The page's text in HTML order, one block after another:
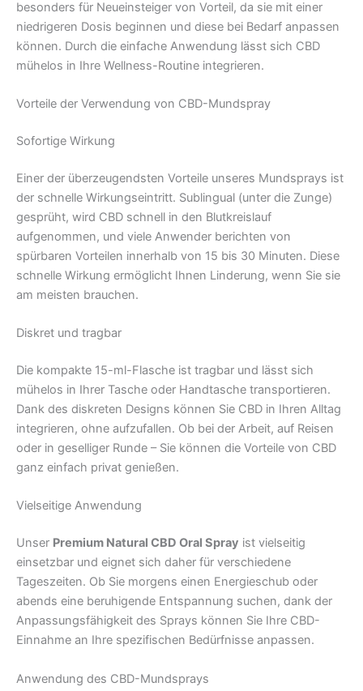
besonders für Neueinsteiger von Vorteil, da sie mit einer
niedrigeren Dosis beginnen und diese bei Bedarf anpassen
können. Durch die einfache Anwendung lässt sich CBD
mühelos in Ihre Wellness-Routine integrieren.
Vorteile der Verwendung von CBD-Mundspray
Sofortige Wirkung
Einer der überzeugendsten Vorteile unseres Mundsprays ist
der schnelle Wirkungseintritt. Sublingual (unter die Zunge)
gesprüht, wird CBD schnell in den Blutkreislauf
aufgenommen, und viele Anwender berichten von
spürbaren Vorteilen innerhalb von 15 bis 30 Minuten. Diese
schnelle Wirkung ermöglicht Ihnen Linderung, wenn Sie sie
am meisten brauchen.
Diskret und tragbar
Die kompakte 15-ml-Flasche ist tragbar und lässt sich
mühelos in Ihrer Tasche oder Handtasche transportieren.
Dank des diskreten Designs können Sie CBD in Ihren Alltag
integrieren, ohne aufzufallen. Ob bei der Arbeit, auf Reisen
oder in geselliger Runde – Sie können die Vorteile von CBD
ganz einfach privat genießen.
Vielseitige Anwendung
Unser Premium Natural CBD Oral Spray ist vielseitig
einsetzbar und eignet sich daher für verschiedene
Tageszeiten. Ob Sie morgens einen Energieschub oder
abends eine beruhigende Entspannung suchen, dank der
Anpassungsfähigkeit des Sprays können Sie Ihre CBD-
Einnahme an Ihre spezifischen Bedürfnisse anpassen.
Anwendung des CBD-Mundsprays